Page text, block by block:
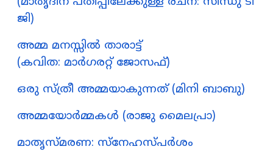
ജി)
അമ്മ മനസ്സില്‍ താരാട്ട്
(കവിത: മാര്‍ഗരറ്റ് ജോസഫ്)
ഒരു സ്ത്രീ അമ്മയാകുന്നത് (മിനി ബാബു)
അമ്മയോര്‍മ്മകള്‍ (രാജു മൈലപ്രാ)
മാതൃസ്മരണ: സ്നേഹസ്പർശം